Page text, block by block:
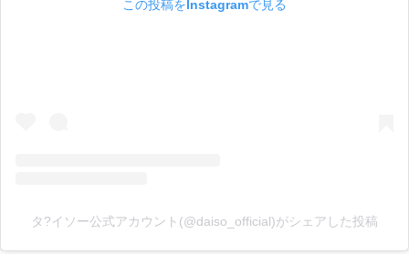
この投稿をInstagramで見る
タ?イソー公式アカウント(@daiso_official)がシェアした投稿